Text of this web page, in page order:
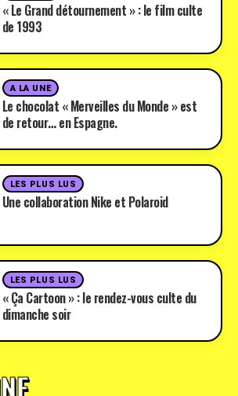
« Le Grand détournement » : le film culte
de 1993
A LA UNE
Le chocolat « Merveilles du Monde » est
de retour… en Espagne.
LES PLUS LUS
Une collaboration Nike et Polaroid
LES PLUS LUS
« Ça Cartoon » : le rendez-vous culte du
dimanche soir